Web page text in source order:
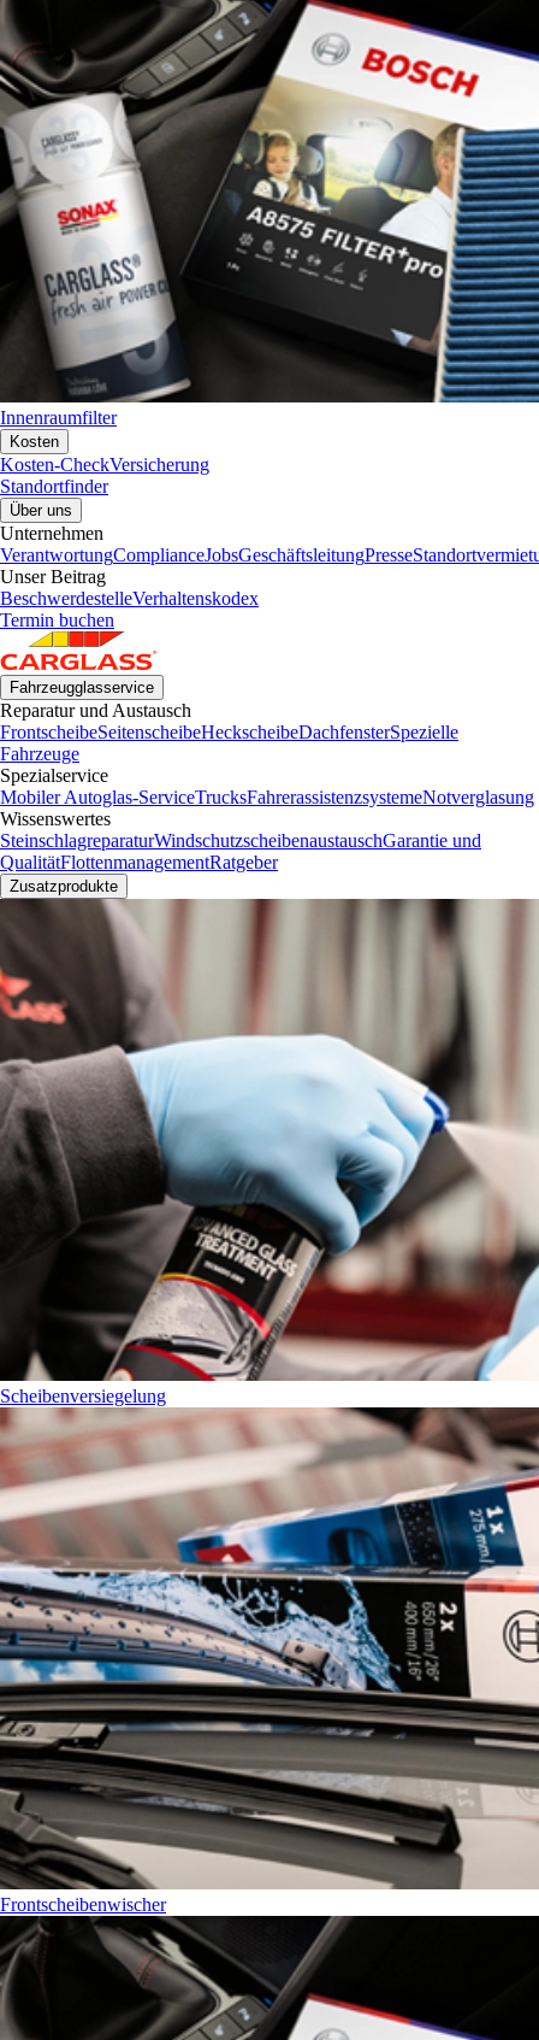
Innenraumfilter
Kosten
Kosten-CheckVersicherung
Standortfinder
Über uns
Unternehmen
VerantwortungComplianceJobsGeschäftsleitungPresse
Unser Beitrag
BeschwerdestelleVerhaltenskodex
Termin buchen
Fahrzeugglasservice
Reparatur und Austausch
FrontscheibeSeitenscheibeHeckscheibeDachfensterSpezielle
Fahrzeuge
Spezialservice
Mobiler Autoglas-ServiceTrucksFahrerassistenzsystemeNotverglasung
Wissenswertes
SteinschlagreparaturWindschutzscheibenaustauschGarantie und
QualitätFlottenmanagementRatgeber
Zusatzprodukte
Scheibenversiegelung
Frontscheibenwischer